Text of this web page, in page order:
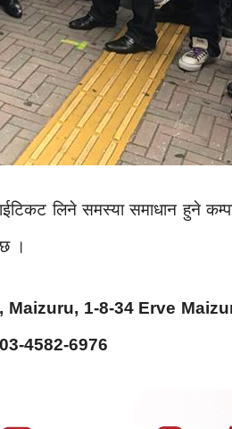
लिने समस्या समाधान हुने
।
1-8-34 Erve
4582-6976